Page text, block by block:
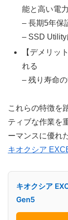
能と高い電
– 長期5年保
– SSD
【デメリッ
れる
– 残り寿命
これらの特徴を
ティブな作業を
ーマンスに優れ
キオクシア
キオクシア
Gen5